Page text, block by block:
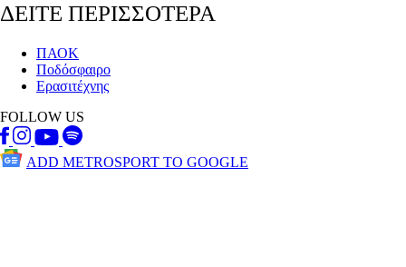
ΔΕΙΤΕ ΠΕΡΙΣΣΟΤΕΡΑ
ΠΑΟΚ
Ποδόσφαιρο
Ερασιτέχνης
FOLLOW US
ADD METROSPORT TO GOOGLE